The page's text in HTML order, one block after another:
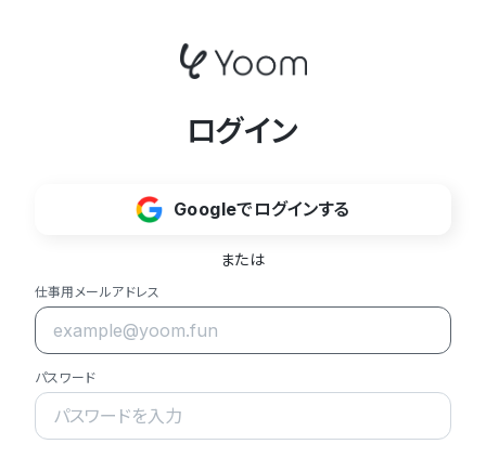
ログイン
Googleでログインする
または
仕事用メールアドレス
パスワード